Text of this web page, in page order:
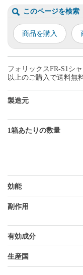
このページを検索
商品を購入
フォリックスFR-S1シ
以上のご購入で送料無
製造元
1箱あたりの数量
効能
副作用
有効成分
生産国